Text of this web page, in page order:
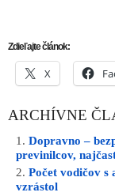
Zdieľajte článok:
X
ARCHÍVNE
Dopravno –
previnilcov,
Počet vodičov
vzrástol